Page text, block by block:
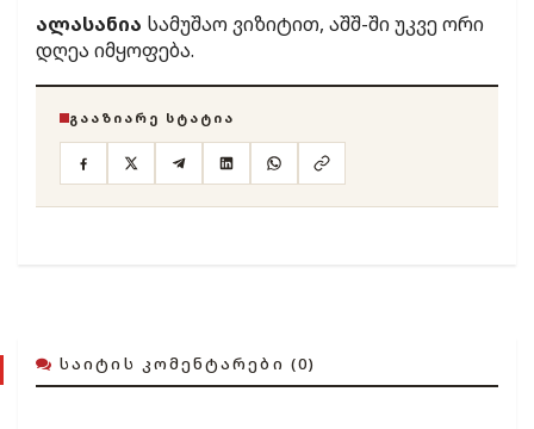
ალასანია სამუშაო ვიზიტით, აშშ-ში უკვე ორი
დღეა იმყოფება.
ᲒᲐᲐᲖᲘᲐᲠᲔ ᲡᲢᲐᲢᲘᲐ
ᲡᲐᲘᲢᲘᲡ ᲙᲝᲛᲔᲜᲢᲐᲠᲔᲑᲘ (0)